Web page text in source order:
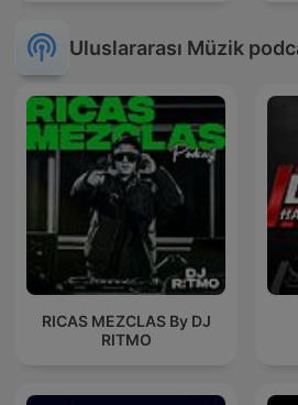
Uluslararası Müzik
RICAS MEZCLAS By DJ
RITMO